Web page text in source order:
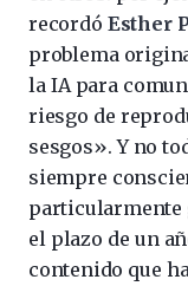
recordó Esther
problema
la IA para
riesgo de
sesgos». Y no
siempre
particularmente
el plazo de un
contenido que